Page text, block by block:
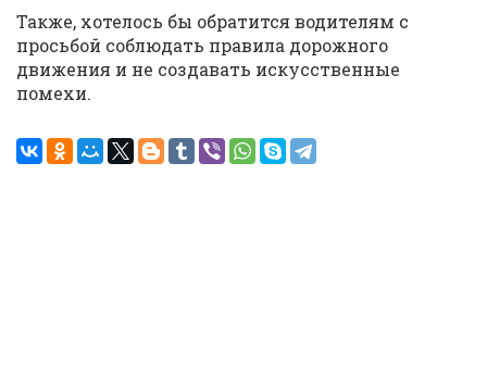
Также, хотелось бы обратится водителям с
просьбой соблюдать правила дорожного
движения и не создавать искусственные
помехи.